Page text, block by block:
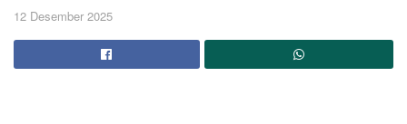
12 Desember 2025